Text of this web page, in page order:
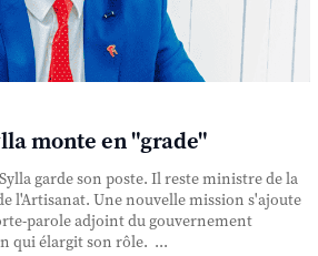
monte en "grade"
garde son poste. Il reste ministre de la
l'Artisanat. Une nouvelle mission s'ajoute
parole adjoint du gouvernement
qui élargit son rôle. ...